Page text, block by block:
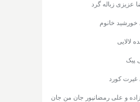
عزیزی زباله گرد
خورشید خانوم
لالایی
پیک
غیرت کورد
زاده و علی رمضانپور جان من جان